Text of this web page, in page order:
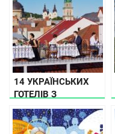
14 УКРАЇНСЬКИХ
ГОТЕЛІВ З
ДИВОВИЖНИМ
МИНУЛИМ